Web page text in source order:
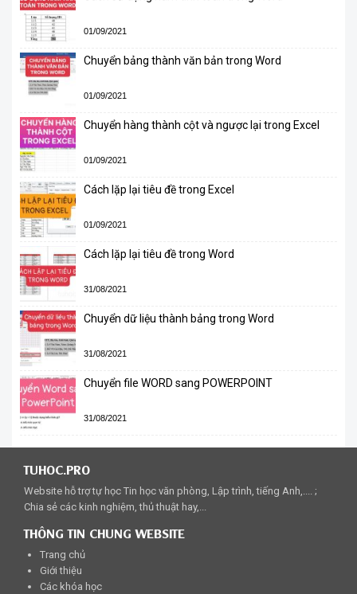
01/09/2021
Chuyển bảng thành văn bản trong Word
01/09/2021
Chuyển hàng thành cột và ngược lại trong Excel
01/09/2021
Cách lặp lại tiêu đề trong Excel
01/09/2021
Cách lặp lại tiêu đề trong Word
31/08/2021
Chuyển dữ liệu thành bảng trong Word
31/08/2021
Chuyển file WORD sang POWERPOINT
31/08/2021
TUHOC.PRO
Website hỗ trợ tự học Tin học văn phòng, Lập trình, tiếng Anh,.... ;
Chia sẻ các kinh nghiệm, thủ thuật hay,...
THÔNG TIN CHUNG WEBSITE
Trang chủ
Giới thiệu
Các khóa học